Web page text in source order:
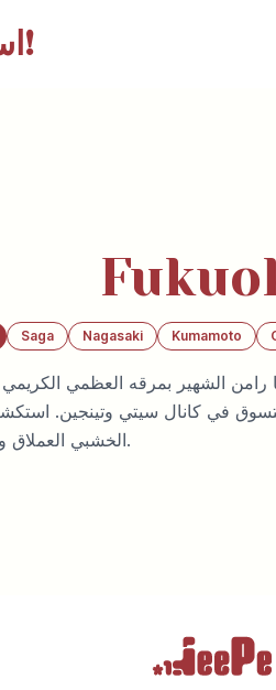
إلى اليابان!
Saga Nagasaki Kumamoto
رامن الشهير بمرقه العظمي
في كانال سيتي وتينجين.
الخشبي العملاق ومهرجان هاكاتا غيون ياماكاسا.